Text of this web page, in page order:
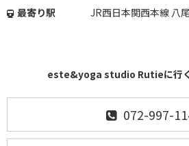
最寄り駅
JR西日本関西本線 八
este&yoga studio Rutieに行く
072-997-